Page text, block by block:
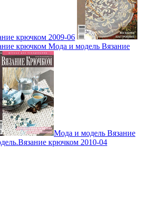
крючком 2009-06
крючком Мода и модель Вязание
Мода и модель Вязание
крючком 2010-04